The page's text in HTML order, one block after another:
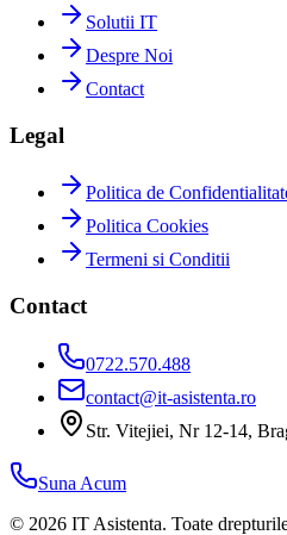
Solutii IT
Despre Noi
Contact
Legal
Politica de
Politica Cookies
Termeni si Conditii
Contact
0722.570.488
contact@it-asistenta.ro
Str. Vitejiei, Nr 12-14,
Suna Acum
© 2026 IT Asistenta. Toate